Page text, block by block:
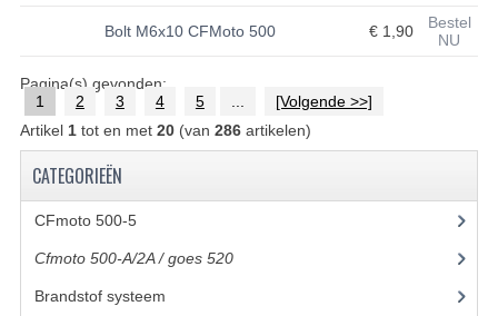
GEREEDSCHAP
BASHAN 250-11B
Bolt M6x10 CFMoto 500 € 1,90
Bestel
NU
Pagina(s) gevonden:
1
2 3 4 5
[Volgende >>]
Artikel 1tot en met 20(van 286artikelen)
CATEGORIEËN
CFmoto 500-5(5)
Cfmoto 500-A/2A / goes 520(347)
Brandstof systeem